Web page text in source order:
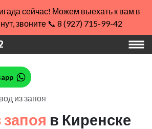
сейчас! Можем выехать к вам в
звоните 📞 8 (927) 715-99-42
из запоя
в Киренске